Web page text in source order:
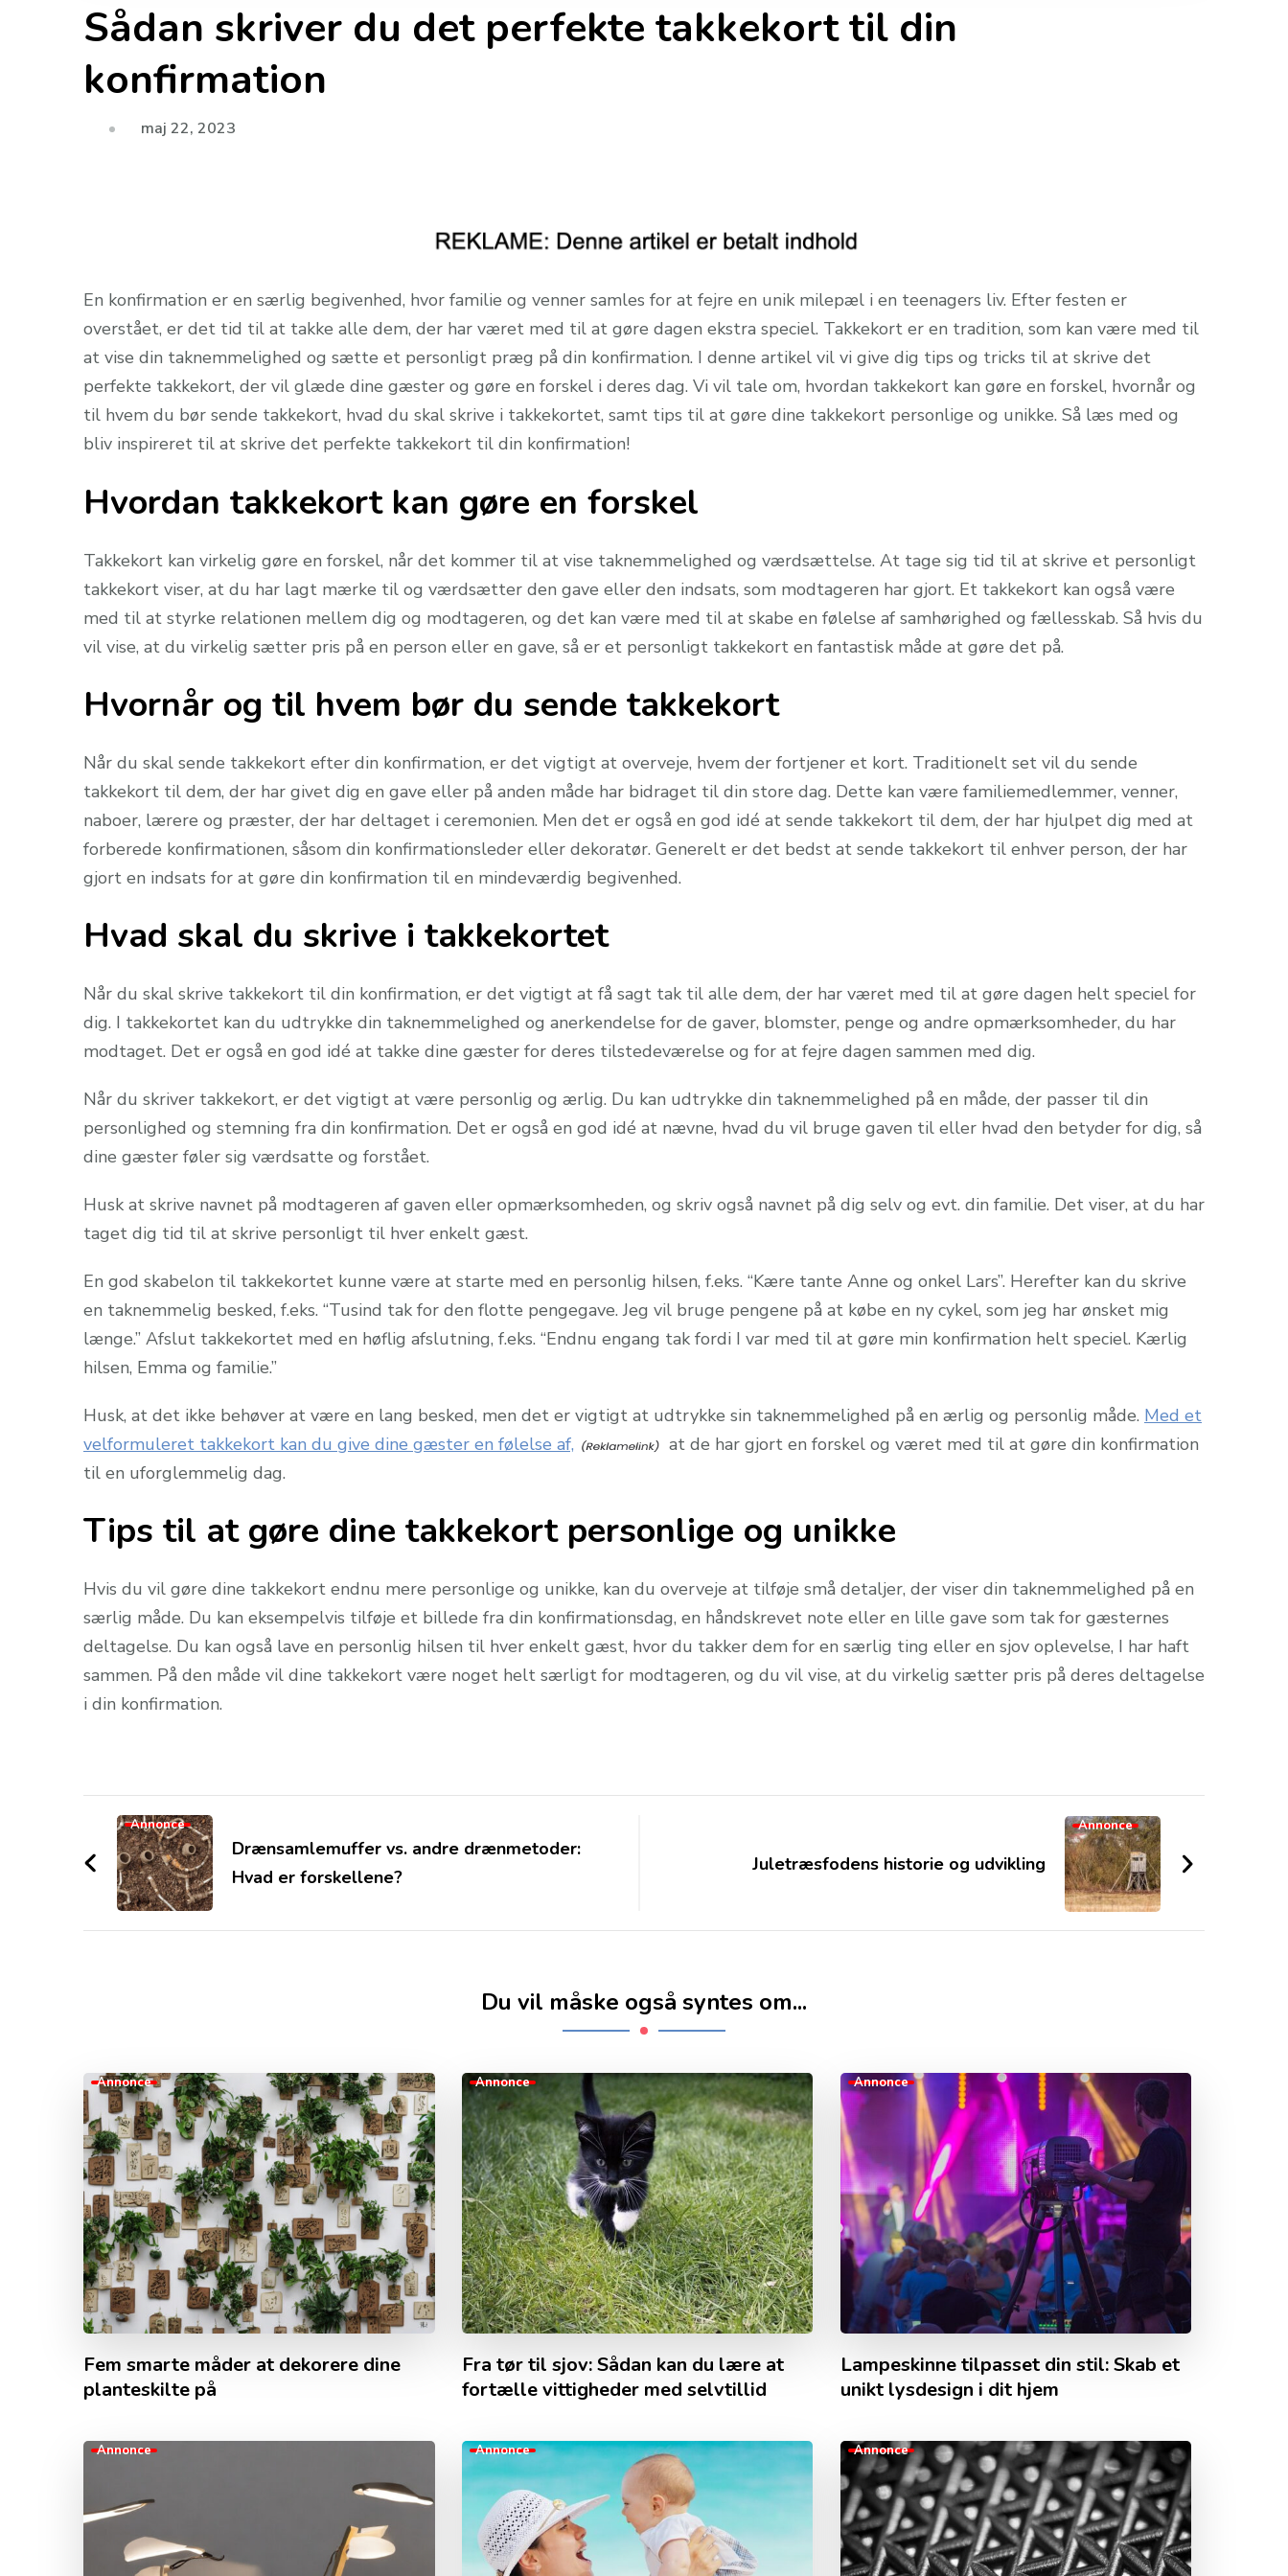
Sådan skriver du det perfekte takkekort til din
konfirmation
maj 22, 2023
En konfirmation er en særlig begivenhed, hvor familie og venner samles for at fejre en unik milepæl i en teenagers liv. Efter festen er
overstået, er det tid til at takke alle dem, der har været med til at gøre dagen ekstra speciel. Takkekort er en tradition, som kan være med til
at vise din taknemmelighed og sætte et personligt præg på din konfirmation. I denne artikel vil vi give dig tips og tricks til at skrive det
perfekte takkekort, der vil glæde dine gæster og gøre en forskel i deres dag. Vi vil tale om, hvordan takkekort kan gøre en forskel, hvornår og
til hvem du bør sende takkekort, hvad du skal skrive i takkekortet, samt tips til at gøre dine takkekort personlige og unikke. Så læs med og
bliv inspireret til at skrive det perfekte takkekort til din konfirmation!
Hvordan takkekort kan gøre en forskel
Takkekort kan virkelig gøre en forskel, når det kommer til at vise taknemmelighed og værdsættelse. At tage sig tid til at skrive et personligt
takkekort viser, at du har lagt mærke til og værdsætter den gave eller den indsats, som modtageren har gjort. Et takkekort kan også være
med til at styrke relationen mellem dig og modtageren, og det kan være med til at skabe en følelse af samhørighed og fællesskab. Så hvis du
vil vise, at du virkelig sætter pris på en person eller en gave, så er et personligt takkekort en fantastisk måde at gøre det på.
Hvornår og til hvem bør du sende takkekort
Når du skal sende takkekort efter din konfirmation, er det vigtigt at overveje, hvem der fortjener et kort. Traditionelt set vil du sende
takkekort til dem, der har givet dig en gave eller på anden måde har bidraget til din store dag. Dette kan være familiemedlemmer, venner,
naboer, lærere og præster, der har deltaget i ceremonien. Men det er også en god idé at sende takkekort til dem, der har hjulpet dig med at
forberede konfirmationen, såsom din konfirmationsleder eller dekoratør. Generelt er det bedst at sende takkekort til enhver person, der har
gjort en indsats for at gøre din konfirmation til en mindeværdig begivenhed.
Hvad skal du skrive i takkekortet
Når du skal skrive takkekort til din konfirmation, er det vigtigt at få sagt tak til alle dem, der har været med til at gøre dagen helt speciel for
dig. I takkekortet kan du udtrykke din taknemmelighed og anerkendelse for de gaver, blomster, penge og andre opmærksomheder, du har
modtaget. Det er også en god idé at takke dine gæster for deres tilstedeværelse og for at fejre dagen sammen med dig.
Når du skriver takkekort, er det vigtigt at være personlig og ærlig. Du kan udtrykke din taknemmelighed på en måde, der passer til din
personlighed og stemning fra din konfirmation. Det er også en god idé at nævne, hvad du vil bruge gaven til eller hvad den betyder for dig, så
dine gæster føler sig værdsatte og forstået.
Husk at skrive navnet på modtageren af gaven eller opmærksomheden, og skriv også navnet på dig selv og evt. din familie. Det viser, at du har
taget dig tid til at skrive personligt til hver enkelt gæst.
En god skabelon til takkekortet kunne være at starte med en personlig hilsen, f.eks. “Kære tante Anne og onkel Lars”. Herefter kan du skrive
en taknemmelig besked, f.eks. “Tusind tak for den flotte pengegave. Jeg vil bruge pengene på at købe en ny cykel, som jeg har ønsket mig
længe.” Afslut takkekortet med en høflig afslutning, f.eks. “Endnu engang tak fordi I var med til at gøre min konfirmation helt speciel. Kærlig
hilsen, Emma og familie.”
Husk, at det ikke behøver at være en lang besked, men det er vigtigt at udtrykke sin taknemmelighed på en ærlig og personlig måde. Med et
velformuleret takkekort kan du give dine gæster en følelse af,
at de har gjort en forskel og været med til at gøre din konfirmation
til en uforglemmelig dag.
Tips til at gøre dine takkekort personlige og unikke
Hvis du vil gøre dine takkekort endnu mere personlige og unikke, kan du overveje at tilføje små detaljer, der viser din taknemmelighed på en
særlig måde. Du kan eksempelvis tilføje et billede fra din konfirmationsdag, en håndskrevet note eller en lille gave som tak for gæsternes
deltagelse. Du kan også lave en personlig hilsen til hver enkelt gæst, hvor du takker dem for en særlig ting eller en sjov oplevelse, I har haft
sammen. På den måde vil dine takkekort være noget helt særligt for modtageren, og du vil vise, at du virkelig sætter pris på deres deltagelse
i din konfirmation.
Post
Navigation
Annonce
Drænsamlemuffer vs. andre drænmetoder:
Hvad er forskellene?
Annonce
Juletræsfodens historie og udvikling
Du vil måske også syntes om...
Annonce
Fem smarte måder at dekorere dine
planteskilte på
Annonce
Fra tør til sjov: Sådan kan du lære at
fortælle vittigheder med selvtillid
Annonce
Lampeskinne tilpasset din stil: Skab et
unikt lysdesign i dit hjem
Annonce Annonce Annonce